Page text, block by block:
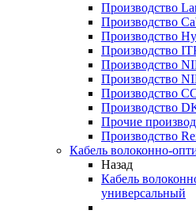
Производство
Производство
Производство
Производство
Производство
Производство
Производство
Производство
Прочие
Производство
Кабель волоконно-
Назад
Кабель
универсальный